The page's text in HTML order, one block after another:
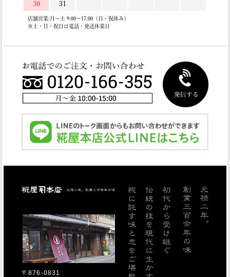
糀屋本店
〒876-0831